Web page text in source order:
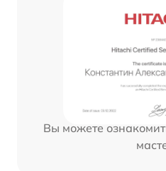
Вы можете